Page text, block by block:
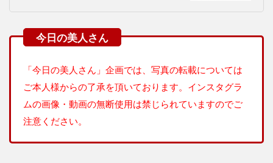
「今日の美人さん」企画では、写真の転載については
ご本人様からの了承を頂いております。インスタグラ
ムの画像・動画の無断使用は禁じられていますのでご
注意ください。